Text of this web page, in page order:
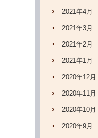
2021年4月
2021年3月
2021年2月
2021年1月
2020年12月
2020年11月
2020年10月
2020年9月